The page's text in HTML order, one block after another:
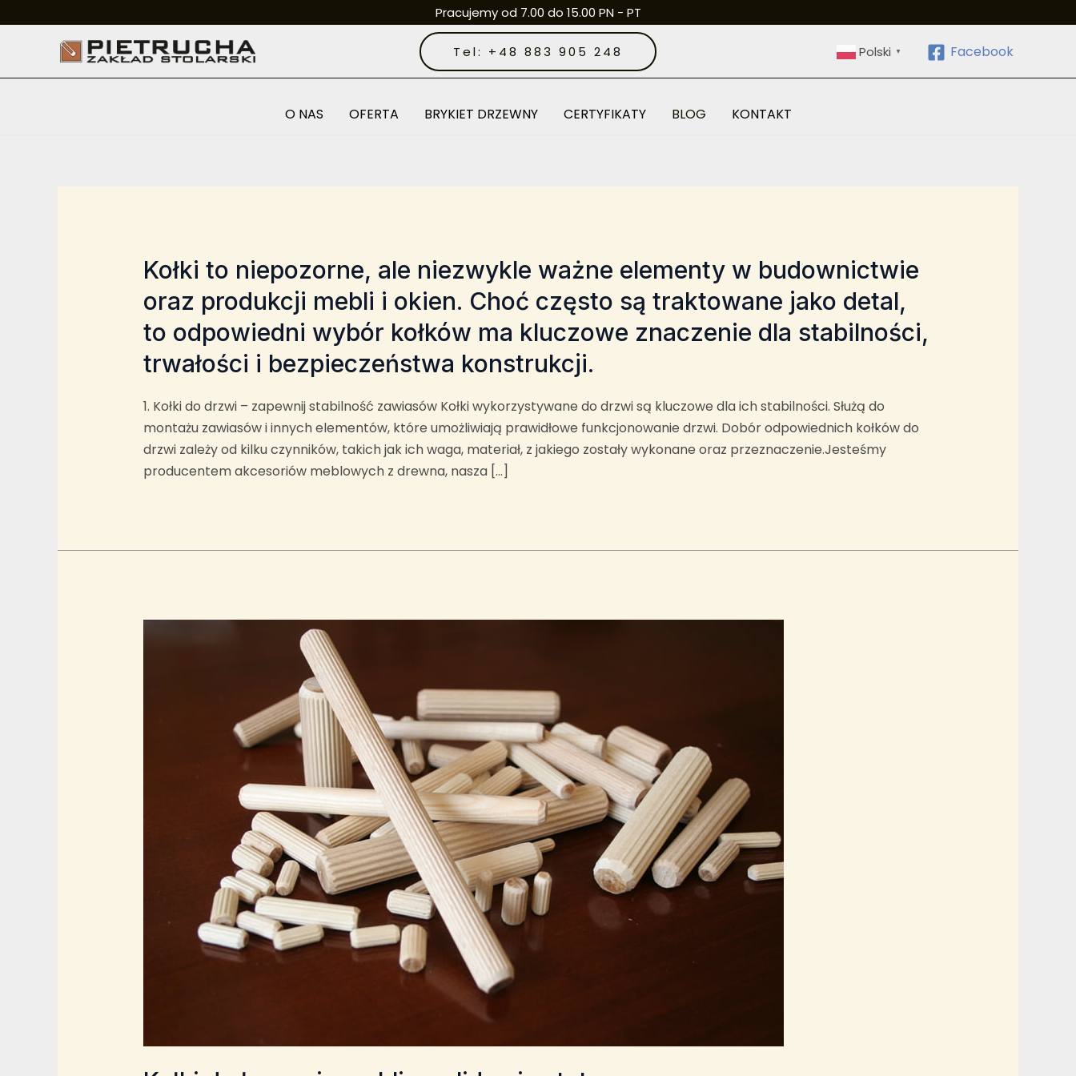
Pracujemy od 7.00 do 15.00 PN - PT
Tel: +48 883 905 248 Polski ▼ Facebook
O NAS OFERTA BRYKIET DRZEWNY CERTYFIKATY BLOG KONTAKT
Kołki to niepozorne, ale niezwykle ważne elementy w budownictwie
oraz produkcji mebli i okien. Choć często są traktowane jako detal,
to odpowiedni wybór kołków ma kluczowe znaczenie dla stabilności,
trwałości i bezpieczeństwa konstrukcji.
1. Kołki do drzwi – zapewnij stabilność zawiasów Kołki wykorzystywane do drzwi są kluczowe dla ich stabilności. Służą do
montażu zawiasów i innych elementów, które umożliwiają prawidłowe funkcjonowanie drzwi. Dobór odpowiednich kołków do
drzwi zależy od kilku czynników, takich jak ich waga, materiał, z jakiego zostały wykonane oraz przeznaczenie.Jesteśmy
producentem akcesoriów meblowych z drewna, nasza […]